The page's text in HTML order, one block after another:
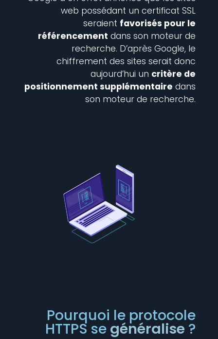
web possédant un certificat SSL
seraient favorisés pour le
référencement dans son moteur de
recherche. D’après Google, le
chiffrement des sites serait donc
aujourd’hui un critère de
positionnement supplémentaire dans
son moteur de recherche.
Pourquoi le protocole
HTTPS se généralise ?